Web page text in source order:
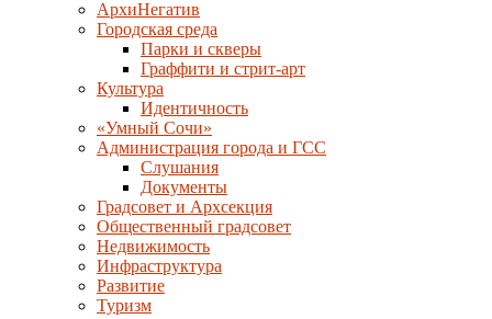
АрхиНегатив
Городская среда
Парки и скверы
Граффити и стрит-арт
Культура
Идентичность
«Умный Сочи»
Администрация города и ГСС
Слушания
Документы
Градсовет и Архсекция
Общественный градсовет
Недвижимость
Инфраструктура
Развитие
Туризм